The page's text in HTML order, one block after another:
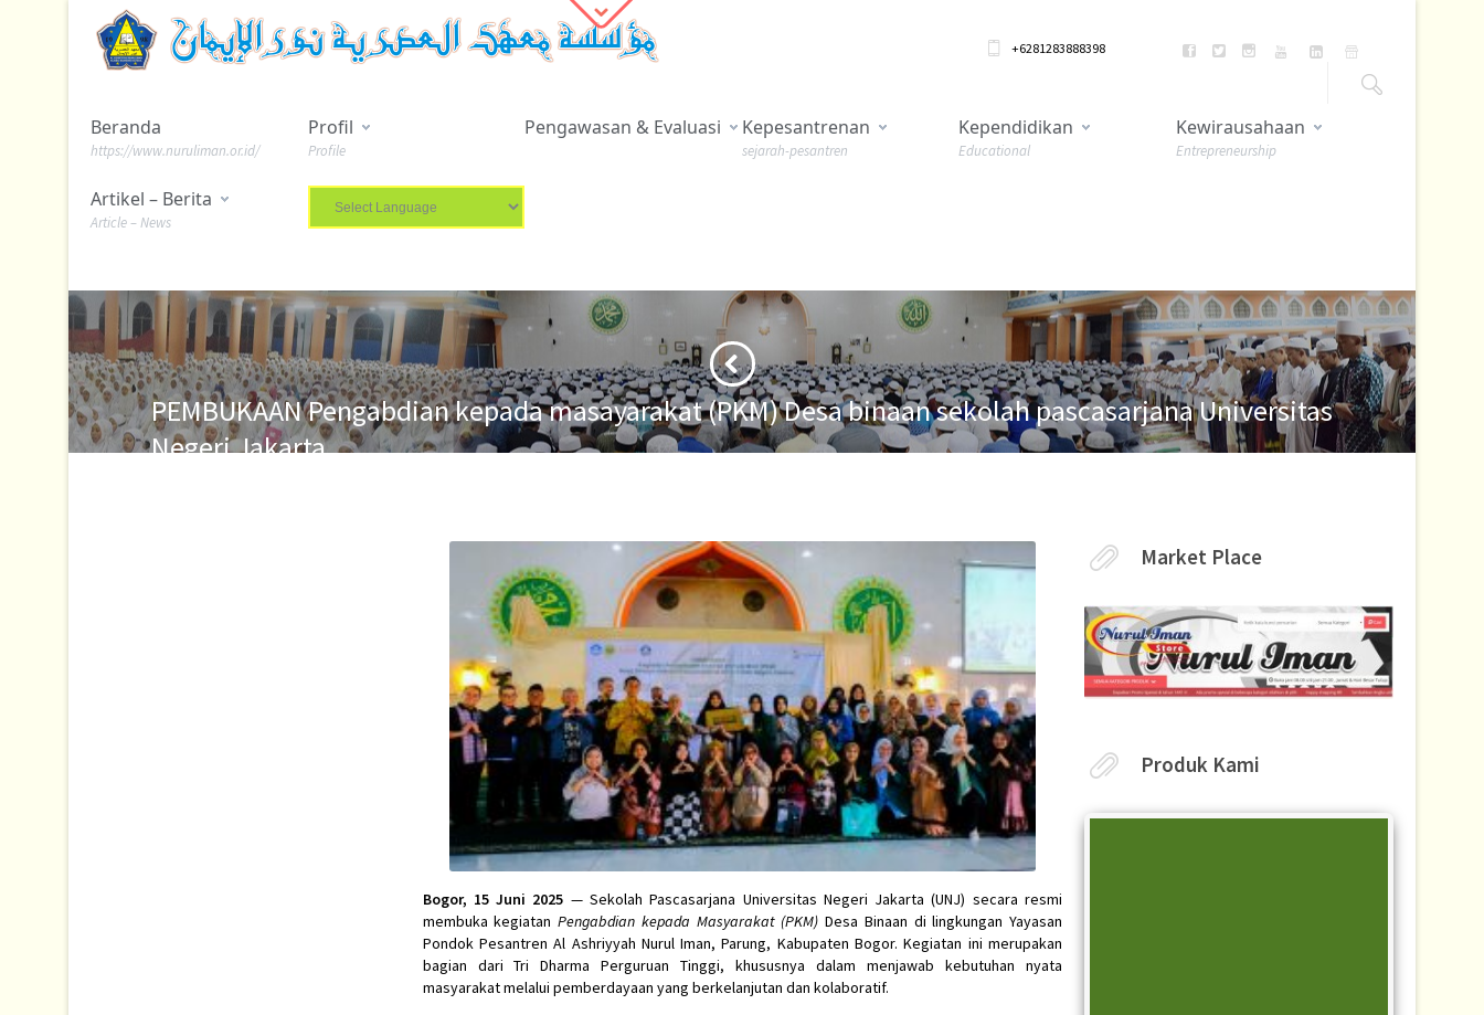
+6281283888398
Beranda
https://www.nuruliman.or.id/
Profil
Profile
Pengawasan & Evaluasi Kepesantrenan
sejarah-pesantren
Kependidikan
Educational
Kewirausahaan
Entrepreneurship
Artikel – Berita
Article – News
PEMBUKAAN Pengabdian kepada masayarakat (PKM) Desa binaan sekolah pascasarjana Universitas
Negeri Jakarta
Bogor, 15 Juni 2025 — Sekolah Pascasarjana Universitas Negeri Jakarta (UNJ) secara resmi
membuka kegiatanPengabdian kepada Masyarakat (PKM) Desa Binaan di lingkungan Yayasan
Pondok Pesantren Al Ashriyyah Nurul Iman, Parung, Kabupaten Bogor. Kegiatan ini merupakan
bagian dari Tri Dharma Perguruan Tinggi, khususnya dalam menjawab kebutuhan nyata
masyarakat melalui pemberdayaan yang berkelanjutan dan kolaboratif.
Market Place
Produk Kami